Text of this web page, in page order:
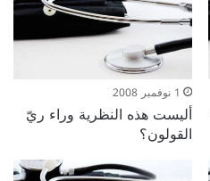
1 نوفمبر 2008
أليست هذه النظرية وراء ريّ
القولون؟